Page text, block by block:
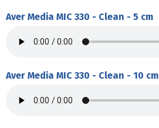
Aver Media MIC 330 - Clean - 5 cm
Aver Media MIC 330 - Clean - 10 cm